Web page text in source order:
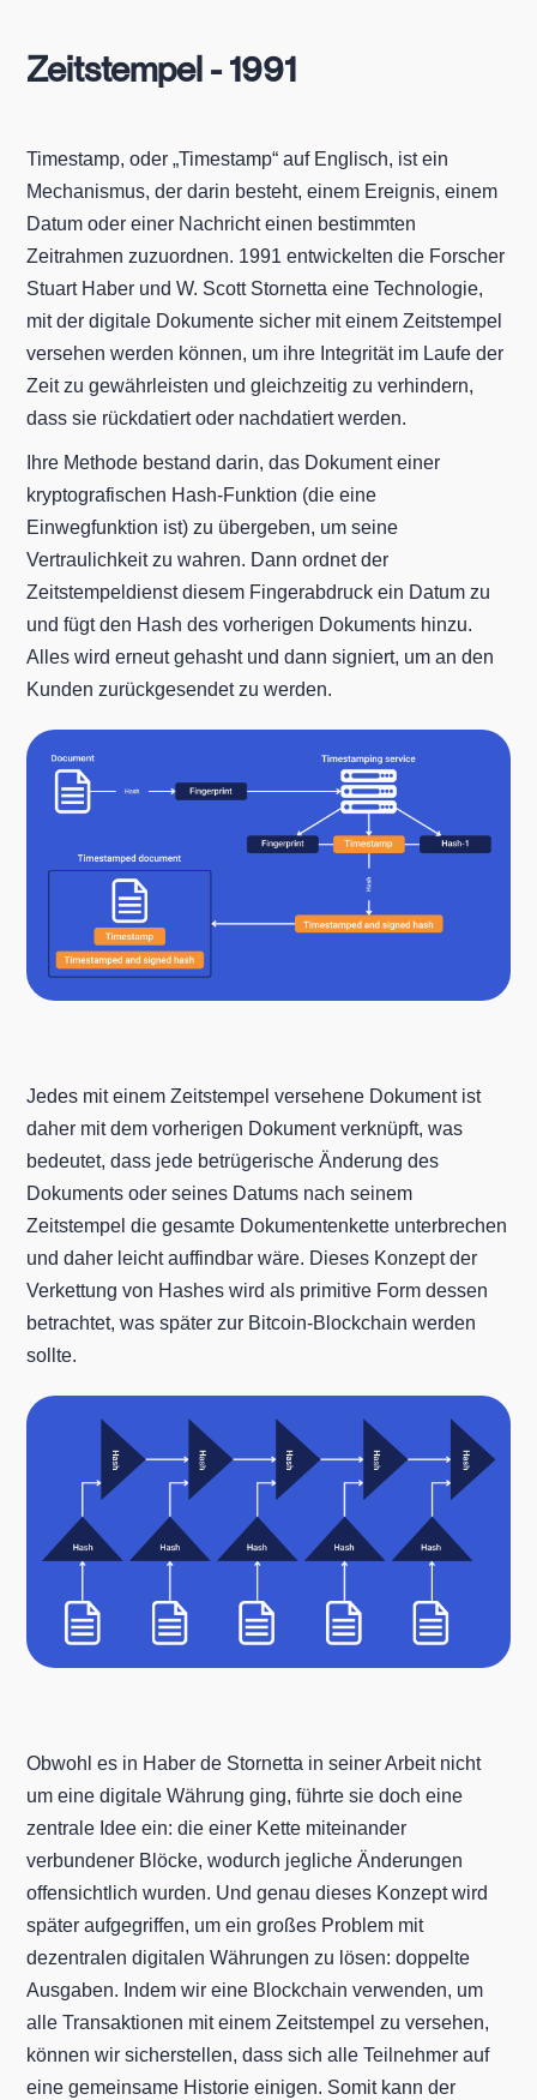
Zeitstempel - 1991
Timestamp, oder „Timestamp“ auf Englisch, ist ein
Mechanismus, der darin besteht, einem Ereignis, einem
Datum oder einer Nachricht einen bestimmten
Zeitrahmen zuzuordnen. 1991 entwickelten die Forscher
Stuart Haber und W. Scott Stornetta eine Technologie,
mit der digitale Dokumente sicher mit einem Zeitstempel
versehen werden können, um ihre Integrität im Laufe der
Zeit zu gewährleisten und gleichzeitig zu verhindern,
dass sie rückdatiert oder nachdatiert werden.
Ihre Methode bestand darin, das Dokument einer
kryptografischen Hash-Funktion (die eine
Einwegfunktion ist) zu übergeben, um seine
Vertraulichkeit zu wahren. Dann ordnet der
Zeitstempeldienst diesem Fingerabdruck ein Datum zu
und fügt den Hash des vorherigen Dokuments hinzu.
Alles wird erneut gehasht und dann signiert, um an den
Kunden zurückgesendet zu werden.
Jedes mit einem Zeitstempel versehene Dokument ist
daher mit dem vorherigen Dokument verknüpft, was
bedeutet, dass jede betrügerische Änderung des
Dokuments oder seines Datums nach seinem
Zeitstempel die gesamte Dokumentenkette unterbrechen
und daher leicht auffindbar wäre. Dieses Konzept der
Verkettung von Hashes wird als primitive Form dessen
betrachtet, was später zur Bitcoin-Blockchain werden
sollte.
Obwohl es in Haber de Stornetta in seiner Arbeit nicht
um eine digitale Währung ging, führte sie doch eine
zentrale Idee ein: die einer Kette miteinander
verbundener Blöcke, wodurch jegliche Änderungen
offensichtlich wurden. Und genau dieses Konzept wird
später aufgegriffen, um ein großes Problem mit
dezentralen digitalen Währungen zu lösen: doppelte
Ausgaben. Indem wir eine Blockchain verwenden, um
alle Transaktionen mit einem Zeitstempel zu versehen,
können wir sicherstellen, dass sich alle Teilnehmer auf
eine gemeinsame Historie einigen. Somit kann der